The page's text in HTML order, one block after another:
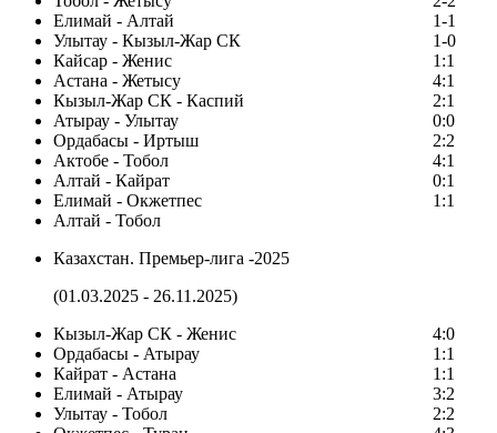
Елимай - Алтай
1-1
Улытау - Кызыл-Жар СК
1-0
Кайсар - Женис
1:1
Астана - Жетысу
4:1
Кызыл-Жар СК - Каспий
2:1
Атырау - Улытау
0:0
Ордабасы - Иртыш
2:2
Актобе - Тобол
4:1
Алтай - Кайрат
0:1
Елимай - Окжетпес
1:1
Алтай - Тобол
Казахстан. Премьер-лига -2025
(01.03.2025 - 26.11.2025)
Кызыл-Жар СК - Женис
4:0
Ордабасы - Атырау
1:1
Кайрат - Астана
1:1
Елимай - Атырау
3:2
Улытау - Тобол
2:2